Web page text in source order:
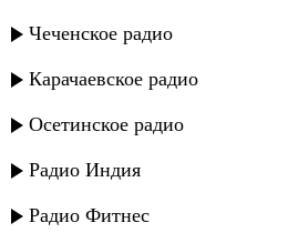
Чеченское радио
Карачаевское радио
Осетинское радио
Радио Индия
Радио Фитнес
Ватан группа - Хайи югь